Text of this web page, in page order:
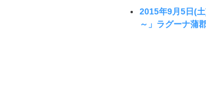
2015年9月5日(
～」ラグーナ蒲